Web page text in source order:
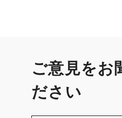
ご意見をお
ださい